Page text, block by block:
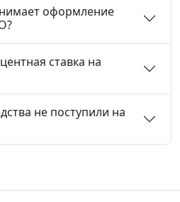
оформление
ставка на
не поступили на